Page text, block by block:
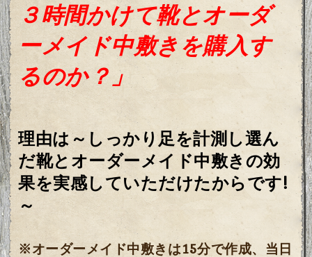
３時間かけて靴とオーダ
ーメイド中敷きを購入す
るのか？」
理由は～ しっかり足を計測し選ん
だ靴とオーダーメイド中敷きの効
果を実感していただけたからです!
～
※オーダーメイド中敷きは15分で作成、当日